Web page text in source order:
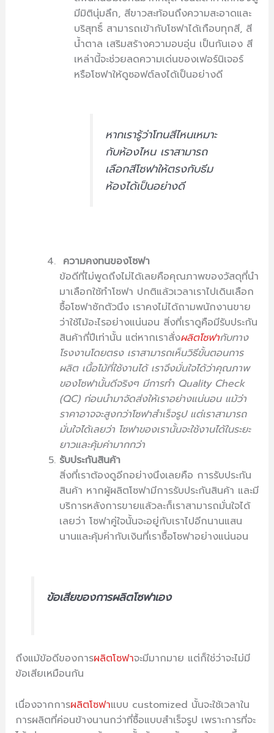
มีมิตินุ่มลึก, สีขาวสะท้อนถึงความสะอาดและ
บริสุทธิ์ สามารถเข้ากับโซฟาได้เกือบทุกสี, สี
น้ำตาล เสริมสร้างความอบอุ่น เป็นกันเอง สี
เหล่านี้จะช่วยลดความเด่นของเฟอร์นิเจอร์
หรือโซฟาให้ดูซอฟต์ลงได้เป็นอย่างดี
หากเรารู้ว่าโทนสีไหนเหมาะ
กับห้องไหน เราสามารถ
เลือกสีโซฟาให้ตรงกับธีม
ห้องได้เป็นอย่างดี
ความคงทนของโซฟา
ข้อดีที่ไม่พูดถึงไม่ได้เลยคือคุณภาพของวัสดุที่นำ
มาเลือกใช้ทำโซฟา ปกติแล้วเวลาเราไปเดินเลือก
ซื้อโซฟาซักตัวนึง เราคงไม่ได้ถามพนักงานขาย
ว่าใช้ไม้อะไรอย่างแน่นอน สิ่งที่เราดูคือมีรับประกัน
สินค้ากี่ปีเท่านั้น แต่หากเราสั่งผลิตโซฟากับทาง
โรงงานโดยตรง เราสามารถเห็นวิธีขั้นตอนการ
ผลิต เนื้อไม้ที่ใช้งานได้ เราจึงมั่นใจได้ว่าคุณภาพ
ของโซฟานั้นดีจริงๆ มีการทำ Quality Check
(QC) ก่อนนำมาจัดส่งให้เราอย่างแน่นอน แม้ว่า
ราคาอาจจะสูงกว่าโซฟาสำเร็จรูป แต่เราสามารถ
มั่นใจได้เลยว่า โซฟาของเรานั้นจะใช้งานได้ในระยะ
ยาวและคุ้มค่ามากกว่า
รับประกันสินค้า
สิ่งที่เราต้องดูอีกอย่างนึงเลยคือ การรับประกัน
สินค้า หากผู้ผลิตโซฟามีการรับประกันสินค้า และมี
บริการหลังการขายแล้วละก็เราสามารถมั่นใจได้
เลยว่า โซฟาคู่ใจนั้นจะอยู่กับเราไปอีกนานแสน
นานและคุ้มค่ากับเงินที่เราซื้อโซฟาอย่างแน่นอน
ข้อเสียของการผลิตโซฟาเอง
ถึงแม้ข้อดีของการผลิตโซฟาจะมีมากมาย แต่ก็ใช่ว่าจะไม่มี
ข้อเสียเหมือนกัน
เนื่องจากการผลิตโซฟาแบบ customized นั้นจะใช้เวลาใน
การผลิตที่ค่อนข้างนานกว่าที่ซื้อแบบสำเร็จรูป เพราะการที่จะ